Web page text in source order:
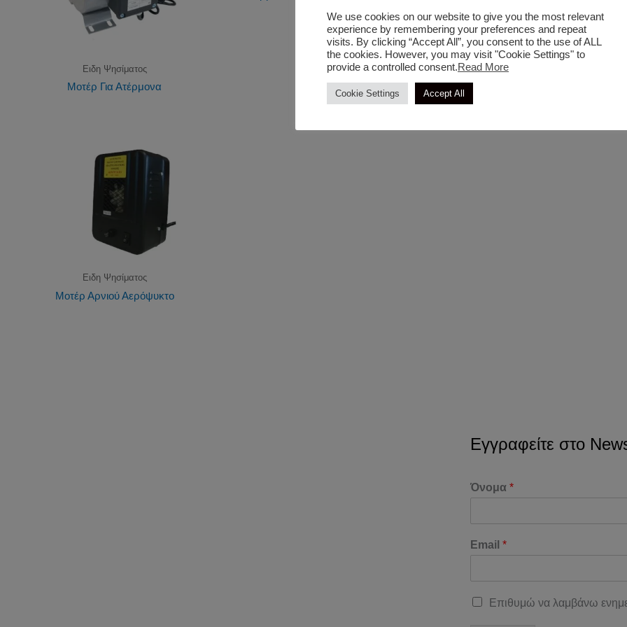
Ειδη Ψησίματος
Μοτέρ Για Ατέρμονα
Ειδη Ψησίματος
Πετρογκαζ Εμαγιέ Καφέ
Ειδη Ψησίματος
Μοτέρ Αρνιού Αερόψυκτο
Εγγραφείτε στο
Όνομα *
Email *
Επιθυμώ να λαμβάνω
We use cookies on our website to give you the most relevant
experience by remembering your preferences and repeat
visits. By clicking “Accept All”, you consent to the use of ALL
the cookies. However, you may visit "Cookie Settings" to
provide a controlled consent.Read More
Cookie Settings Accept All